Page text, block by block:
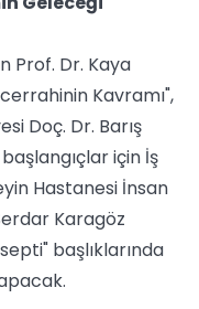
Prof. Dr. Kaya
Kavramı",
Doç. Dr. Barış
için İş
Hastanesi İnsan
Karagöz
başlıklarında